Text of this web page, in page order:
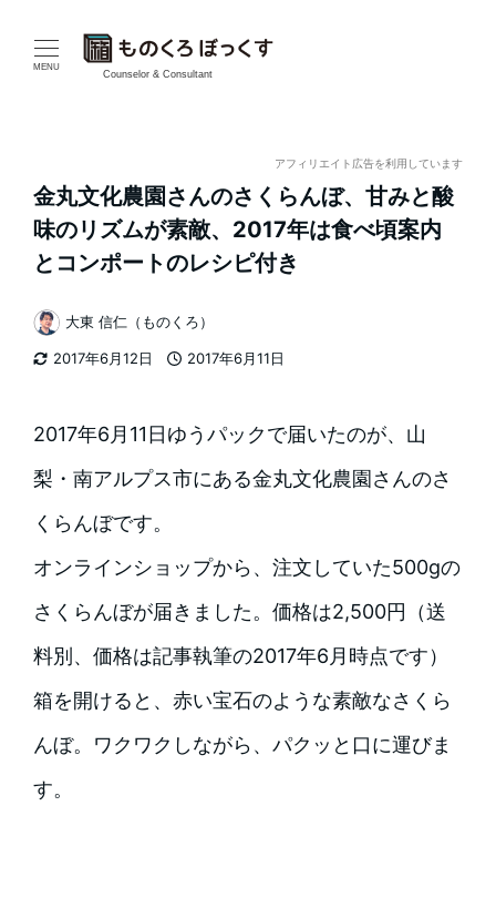
MENU
Counselor & Consultant
アフィリエイト広告を利用しています
金丸文化農園さんのさくらんぼ、甘みと酸
味のリズムが素敵、2017年は食べ頃案内
とコンポートのレシピ付き
2017年6月12日
2017年6月11日
著
者
大東 信仁（ものくろ）
2017年6月11日ゆうパックで届いたのが、山
梨・南アルプス市にある金丸文化農園さんのさ
くらんぼです。
オンラインショップから、注文していた500gの
さくらんぼが届きました。価格は2,500円（送
料別、価格は記事執筆の2017年6月時点です）
箱を開けると、赤い宝石のような素敵なさくら
んぼ。ワクワクしながら、パクッと口に運びま
す。